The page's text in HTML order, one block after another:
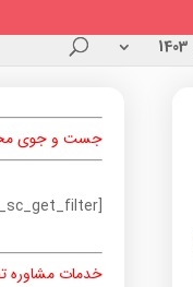
جست و جوی
[prdctfltr_sc_get_filter]
خدمات مشاوره